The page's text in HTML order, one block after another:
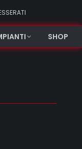
SHOP